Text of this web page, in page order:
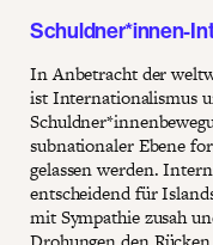
Schuldner*innen-
In Anbetracht der
ist Internationalismus
subnationaler Ebene
gelassen werden.
entscheidend für
mit Sympathie zusah